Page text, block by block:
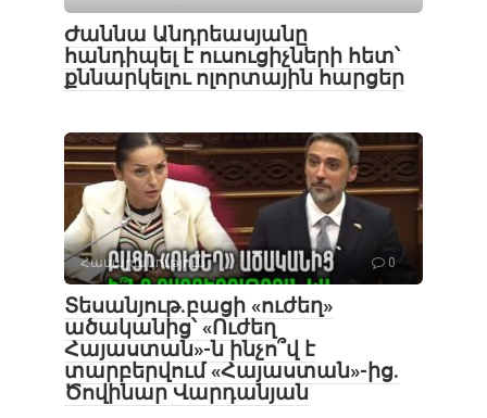
Ժաննա Անդրեասյանը
հանդիպել է ուսուցիչների հետ՝
քննարկելու ոլորտային հարցեր
Հասարակություն 0
Տեսանյութ․բացի «ուժեղ»
ածականից՝ «Ուժեղ
Հայաստան»-ն ինչո՞վ է
տարբերվում «Հայաստան»-ից.
Ծովինար Վարդանյան